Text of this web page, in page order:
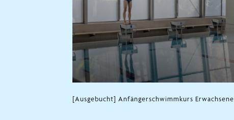
[Ausgebucht] Anfängerschwimmkurs Erwachsene